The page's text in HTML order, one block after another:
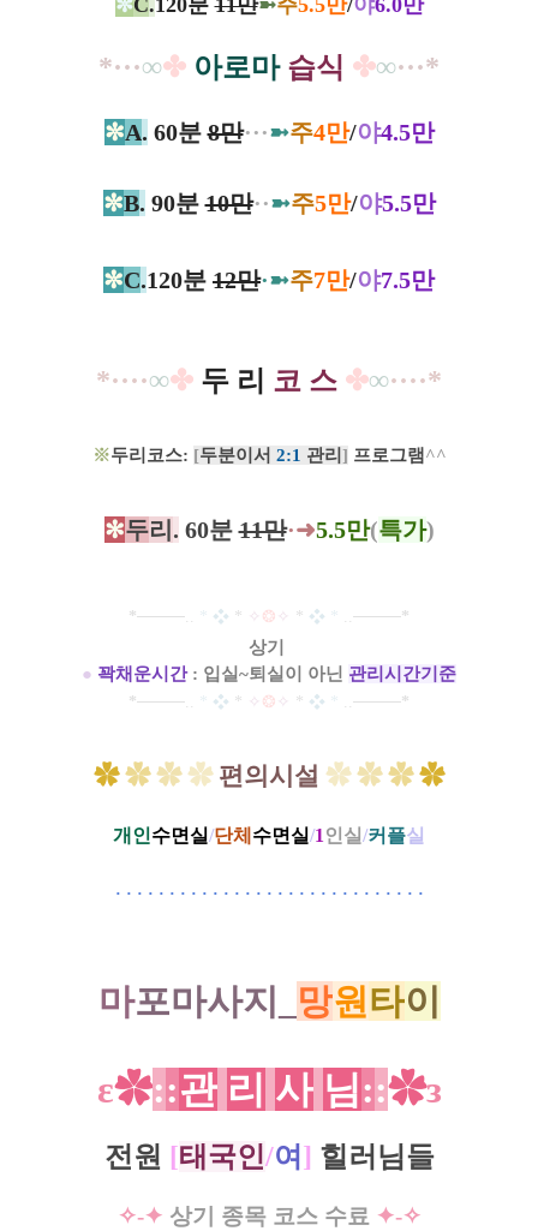
✼C.120분11만➼주5.5만/야6.0만
*···∞✤ 아로마 습식 ✤∞···*
✼A. 60분 8만···➼주4만/야4.5만
✼B. 90분 10만··➼주5만/야5.5만
✼C.120분 12만·➼주7만/야7.5만
*····∞✤ 두 리 코 스 ✤∞····*
※두리코스: [두분이서 ​2:1 관리 ] 프로그램 ^^
✻두리 . 60분11만·➜5.5만(특가)
*────.. ❖ * ✧ ❂ ✧ * ❖ ..────*
상기
● 꽉채운시간: 입실~퇴실이 아닌 관리시간​​기준
*────.. ❖ * ✧ ❂ ✧ * ❖ ..────*
✿ ✿✿ ✿ 편의시설 ✿ ✿ ✿✿
개인수면실/단체 수면실/1 인실/커플실
· · · · · · · · · · · · · · · · · · · · · · · · · · · · ·
마포마사지_ 망원 타이
ε✿::관 리 사 님::✿з
전원 [태국인/여 ] 힐러님들
✧-✦ 상기 종목 코스 수료 ✦-✧